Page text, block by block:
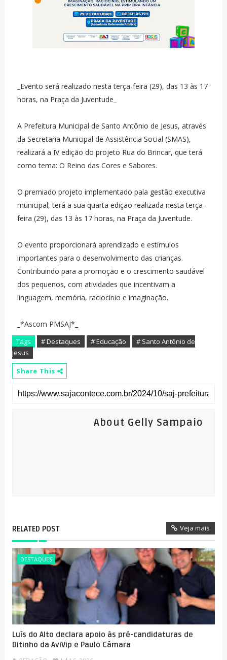
_Evento será realizado nesta terça-feira (29), das 13 às 17
horas, na Praça da Juventude_
A Prefeitura Municipal de Santo Antônio de Jesus, através
da Secretaria Municipal de Assistência Social (SMAS),
realizará a IV edição do projeto Rua do Brincar, que terá
como tema: O Reino das Cores e Sabores.
O premiado projeto implementado pala gestão executiva
municipal, terá a sua quarta edição realizada nesta terça-
feira (29), das 13 às 17 horas, na Praça da Juventude.
O evento proporcionará aprendizado e estímulos
importantes para o desenvolvimento das crianças.
Contribuindo para a promoção e o crescimento saudável
dos pequenos, com atividades que incentivam a
linguagem, memória, raciocínio e imaginação.
_*Ascom PMSAJ*_
Tags # Destaques # Educação
# Santo Antônio de
Jesus
Share This
About Gelly Sampaio
RELATED POST Veja mais
DESTAQUES
Luís do Alto declara apoio às pré-candidaturas de
Ditinho da AviVip e Paulo Câmara